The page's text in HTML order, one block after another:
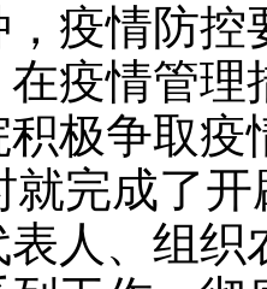
疫情防控
疫情管理
积极争取
就完成了
人、组织